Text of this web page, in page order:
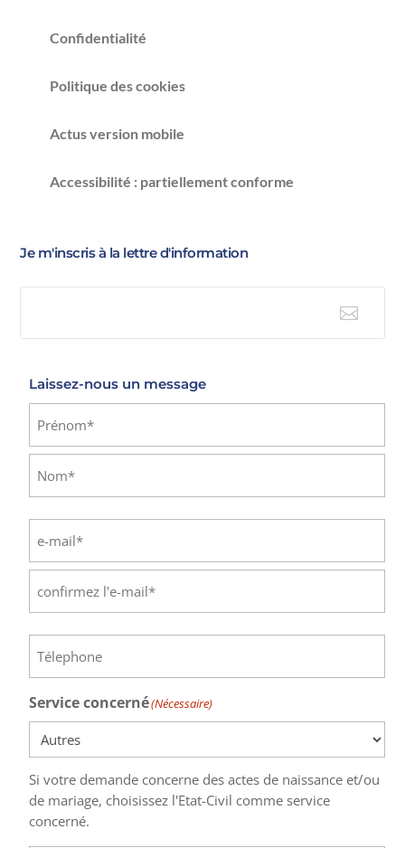
Confidentialité
Politique des cookies
Actus version mobile
Accessibilité : partiellement conforme
Je m'inscris à la lettre d'information

Laissez-nous un message
Prénom
mail(Nécessaire)
Saisissez
un
e-
mail
mail
Service concerné(Nécessaire)
Si votre demande concerne des actes de naissance et/ou
de mariage, choisissez l'Etat-Civil comme service
concerné.